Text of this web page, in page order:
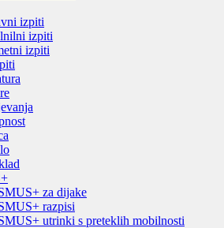
izpiti
izpiti
izpiti
za dijake
razpisi
utrinki s preteklih mobilnosti